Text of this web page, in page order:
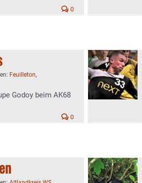
0
Feuilleton,
Godoy beim AK68
0